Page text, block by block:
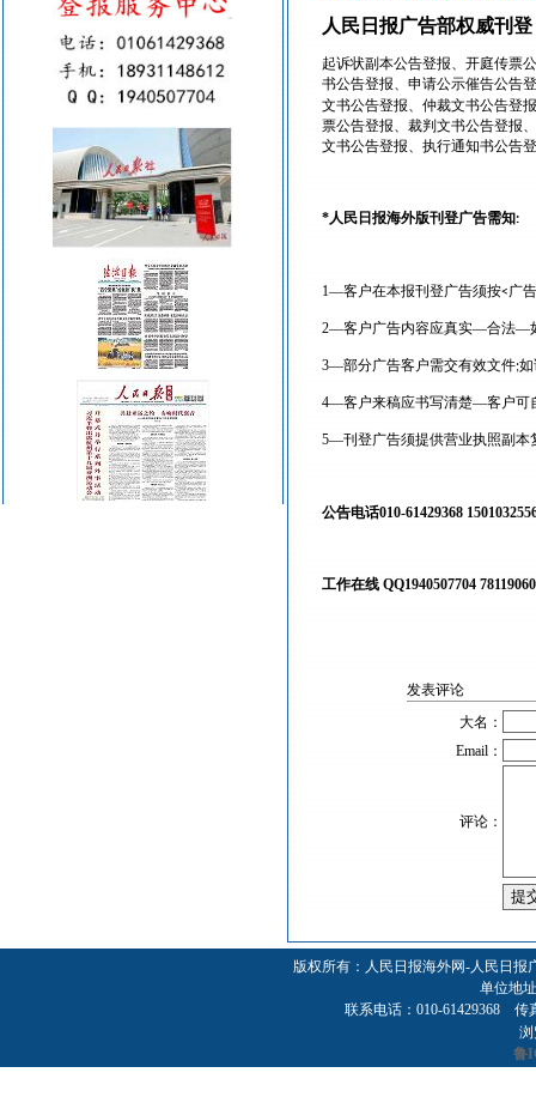
人民日报广告部权威刊
起诉状副本公告登报、开庭传票
书公告登报、申请公示催告公告
文书公告登报、仲裁文书公告登
票公告登报、裁判文书公告登报
文书公告登报、执行通知书公告
*人民日报海外版刊登广告需知:
1—客户在本报刊登广告须按<广
2—客户广告内容应真实—合法—
3—部分广告客户需交有效文件;
4—客户来稿应书写清楚—客户可
5—刊登广告须提供营业执照副本
公告电话010-61429368
工作在线 QQ1940507704
发表评论
大名：
Email：
评论：
版权所有：人民日报海外网-人民日
单位地
联系电话：010-61429368 传
鲁